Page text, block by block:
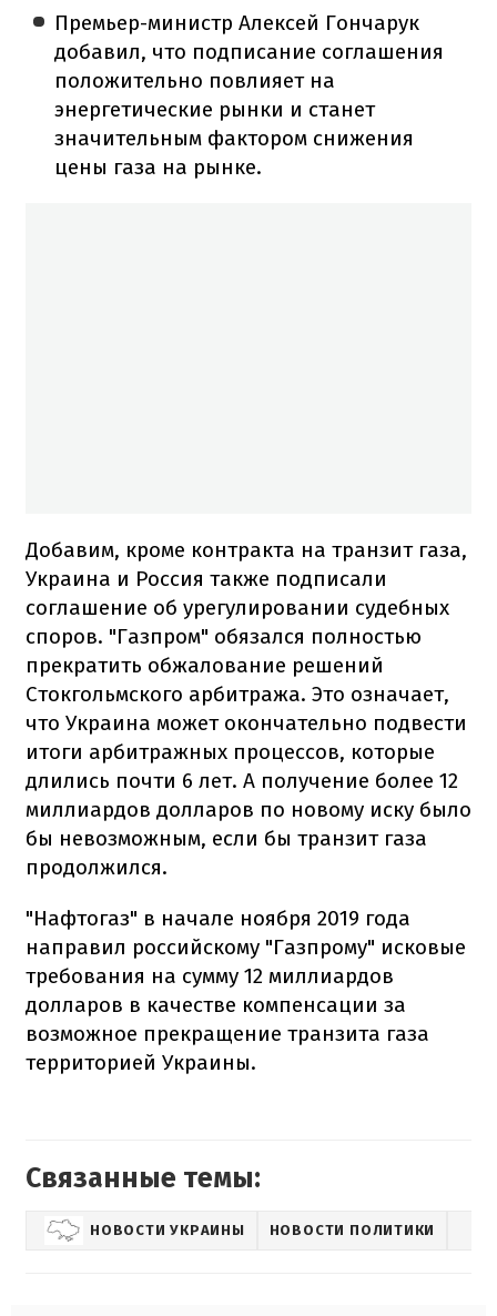
Премьер-министр Алексей Гончарук
добавил, что подписание соглашения
положительно повлияет на
энергетические рынки и станет
значительным фактором снижения
цены газа на рынке.
Добавим, кроме контракта на транзит газа,
Украина и Россия также подписали
соглашение об урегулировании судебных
споров. "Газпром" обязался полностью
прекратить обжалование решений
Стокгольмского арбитража. Это означает,
что Украина может окончательно подвести
итоги арбитражных процессов, которые
длились почти 6 лет. А получение более 12
миллиардов долларов по новому иску было
бы невозможным, если бы транзит газа
продолжился.
"Нафтогаз" в начале ноября 2019 года
направил российскому "Газпрому" исковые
требования на сумму 12 миллиардов
долларов в качестве компенсации за
возможное прекращение транзита газа
территорией Украины.
Связанные темы:
НОВОСТИ УКРАИНЫ НОВОСТИ ПОЛИТИКИ